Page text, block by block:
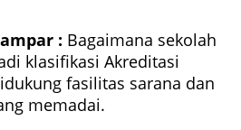
: Bagaimana sekolah
klasifikasi Akreditasi
fasilitas sarana dan
memadai.